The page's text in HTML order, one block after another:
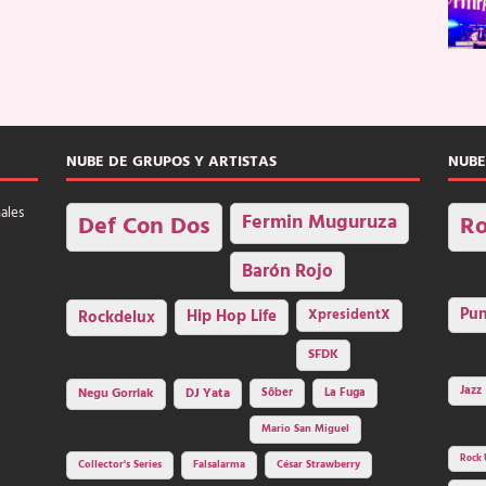
NUBE DE GRUPOS Y ARTISTAS
Def Con Dos Fermin Muguruza
Barón Rojo
Rockdelux Hip Hop Life
XpresidentX
SFDK
Negu Gorriak
DJ Yata Sôber
La Fuga
Mario San Miguel
Collector's Series
Falsalarma César Strawberry
Jazz
Rock